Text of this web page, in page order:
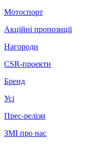
Мотоспорт
Акційні пропозиції
Нагороди
CSR-проекти
Бренд
Усі
Прес-релізи
ЗМІ про нас